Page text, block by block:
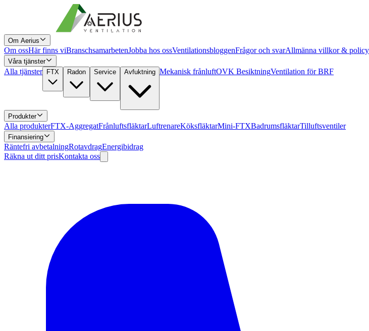
Om Aerius
Om ossHär finns viBranschsamarbetenJobba hos ossVentilationsbloggenFrågor och svarAllmänna villkor & policy
Våra tjänster
Alla tjänster FTX Radon Service Avfuktning Mekanisk frånluftOVK BesiktningVentilation för BRF
Produkter
Alla produkterFTX-AggregatFrånluftsfläktarLuftrenareKöksfläktarMini-FTXBadrumsfläktarTilluftsventiler
Finansiering
Räntefri avbetalningRotavdragEnergibidrag
Räkna ut ditt prisKontakta oss